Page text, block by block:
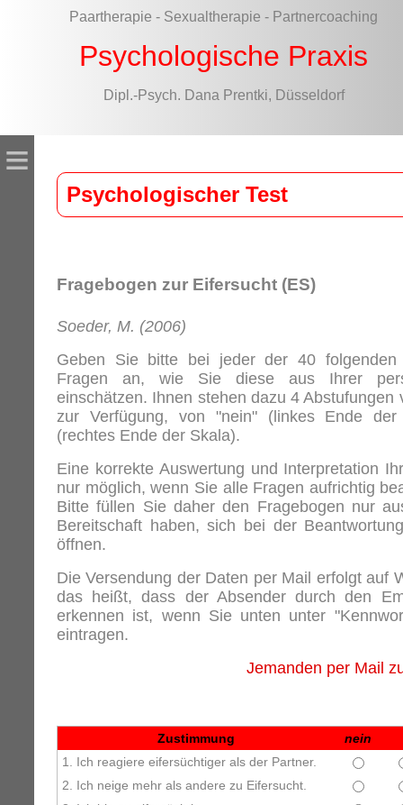
Paartherapie - Sexualtherapie - Partnercoaching
Psychologische Praxis
Dipl.-Psych. Dana Prentki, Düsseldorf
≡
Psychologischer Test
Fragebogen zur Eifersucht (ES)
Soeder, M. (2006)
Geben Sie bitte bei jeder der 40 folgenden
Fragen an, wie Sie diese aus Ihrer
einschätzen. Ihnen stehen dazu 4 Abstufungen
zur Verfügung, von "nein" (linkes Ende
(rechtes Ende der Skala).
Eine korrekte Auswertung und Interpretation
nur möglich, wenn Sie alle Fragen aufrichtig
Bitte füllen Sie daher den Fragebogen nur
Bereitschaft haben, sich bei der
öffnen.
Die Versendung der Daten per Mail erfolgt auf
das heißt, dass der Absender durch den
erkennen ist, wenn Sie unten unter
eintragen.
Jemanden per Mail
Zustimmung
nein
1. Ich reagiere eifersüchtiger als der Partner.
2. Ich neige mehr als andere zu Eifersucht.